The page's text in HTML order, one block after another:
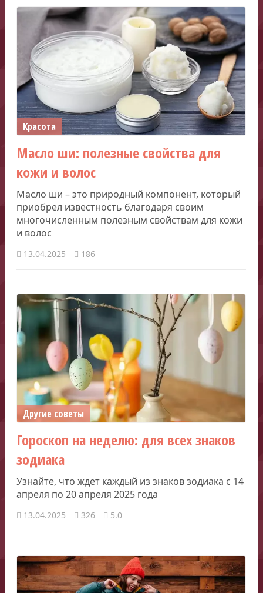
Красота
Масло ши: полезные свойства для
кожи и волос
Масло ши – это природный компонент, который
приобрел известность благодаря своим
многочисленным полезным свойствам для кожи
и волос
13.04.2025 186
Другие советы
Гороскоп на неделю: для всех знаков
зодиака
Узнайте, что ждет каждый из знаков зодиака с 14
апреля по 20 апреля 2025 года
13.04.2025 326 5.0